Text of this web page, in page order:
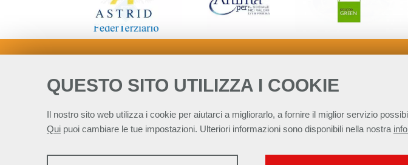
QUESTO SITO UTILIZZA I COOKIE
Il nostro sito web utilizza i cookie per aiutarci a migliorarlo, a fornire il miglior servizio
Qui puoi cambiare le tue impostazioni. Ulteriori informazioni sono disponibili nella nostra
STATISTICHE Alleanza Italiana per lo Sviluppo Sostenibile - ASviS